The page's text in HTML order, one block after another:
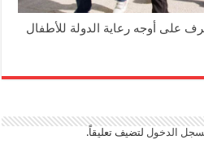
على أوجه رعاية الدولة للأطفال
الدخوللتضيف تعليقاً.